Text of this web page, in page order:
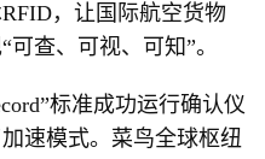
，让国际航空货物
查、可视、可知”。
标准成功运行确认仪
速模式。菜鸟全球枢纽